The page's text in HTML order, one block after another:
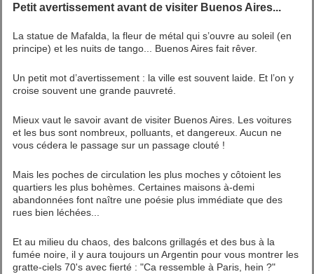
Petit avertissement avant de visiter Buenos Aires...
La statue de Mafalda, la fleur de métal qui s’ouvre au soleil (en
principe) et les nuits de tango... Buenos Aires fait rêver.
Un petit mot d’avertissement : la ville est souvent laide. Et l’on y
croise souvent une grande pauvreté.
Mieux vaut le savoir avant de visiter Buenos Aires. Les voitures
et les bus sont nombreux, polluants, et dangereux. Aucun ne
vous cédera le passage sur un passage clouté !
Mais les poches de circulation les plus moches y côtoient les
quartiers les plus bohèmes. Certaines maisons à-demi
abandonnées font naître une poésie plus immédiate que des
rues bien léchées...
Et au milieu du chaos, des balcons grillagés et des bus à la
fumée noire, il y aura toujours un Argentin pour vous montrer les
gratte-ciels 70's avec fierté : "Ca ressemble à Paris, hein ?"